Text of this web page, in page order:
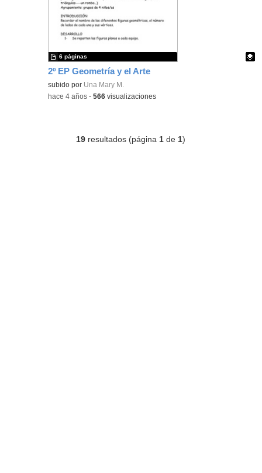
2º EP Geometría y el Arte
Contenido educativo.
subido por Una Mary M.
6 páginas
-hace 4 años -566 visualizaciones
19 resultados (página 1 de 1)